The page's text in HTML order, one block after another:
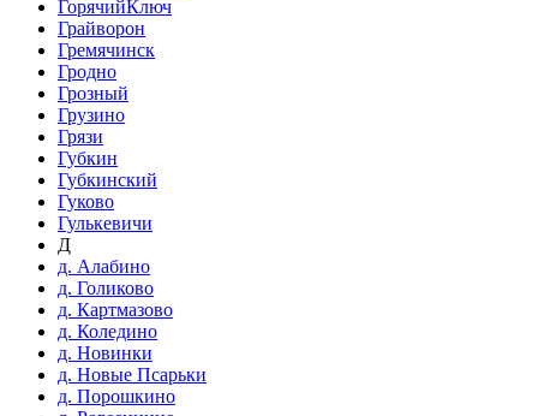
ГорячийКлюч
Грайворон
Гремячинск
Гродно
Грозный
Грузино
Грязи
Губкин
Губкинский
Гуково
Гулькевичи
Д
д. Алабино
д. Голиково
д. Картмазово
д. Коледино
д. Новинки
д. Новые Псарьки
д. Порошкино